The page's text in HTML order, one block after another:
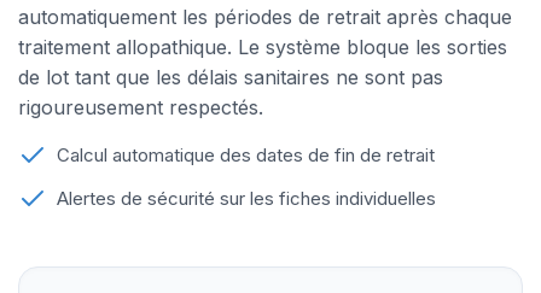
automatiquement les périodes de retrait après chaque
traitement allopathique. Le système bloque les sorties
de lot tant que les délais sanitaires ne sont pas
rigoureusement respectés.
Calcul automatique des dates de fin de retrait
Alertes de sécurité sur les fiches individuelles